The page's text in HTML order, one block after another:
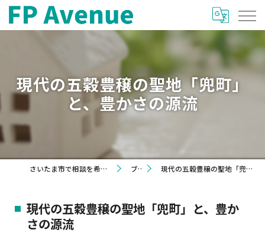
現代の五穀豊穣の聖地「兜町」
と、豊かさの源流
さいたま市で相談を希望するならFP Avenue ブログ 現代の五穀豊穣の聖地「兜町」と、豊かさの源流
現代の五穀豊穣の聖地「兜町」と、豊か
さの源流